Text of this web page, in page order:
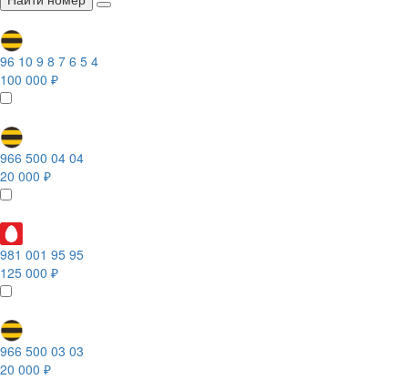
96 10 9 8 7 6 5 4
100 000 ₽
966 500 04 04
20 000 ₽
981 001 95 95
125 000 ₽
966 500 03 03
20 000 ₽